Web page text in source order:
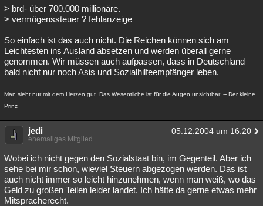
> brd- über 700.000 millionäre.
> vermögenssteuer ? fehlanzeige
So einfach ist das auch nicht. Die Reichen können sich am
Leichtesten ins Ausland absetzen und werden überall gerne
genommen. Wir müssen auch aufpassen, dass in Deutschland
bald nicht nur noch Asis und Sozialhilfeempfänger leben.
Man sieht nur mit dem Herzen gut. Das Wesentliche ist für die Augen unsichtbar. -- Der kleine
Prinz
jedi 05.12.2004 um 16:20
ehemaliges Mitglied
Wobei ich nicht gegen den Sozialstaat bin, im Gegenteil. Aber ich
sehe bei mir schon, wieviel Steuern abgezogen werden. Das ist
auch nicht immer so leicht hinzunehmen, wenn man weiß, wo das
Geld zu großen Teilen leider landet. Ich hätte da gerne etwas mehr
Mitspracherecht.